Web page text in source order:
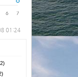
01:24